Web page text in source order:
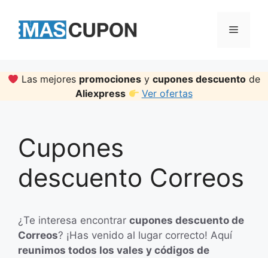
content
Menu
Las mejores promociones ycupones descuento de
Aliexpress
Ver ofertas
Cupones
descuento Correos
¿Te interesa encontrar cupones descuento de
Correos? ¡Has venido al lugar correcto! Aquí
reunimos todos los vales y códigos de